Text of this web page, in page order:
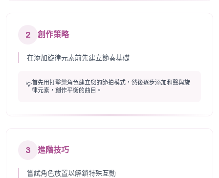
2 創作策略
在添加旋律元素前先建立節奏基礎
💡首先用打擊樂角色建立您的節拍模式，然後逐步添加和聲與旋
律元素，創作平衡的曲目。
3 進階技巧
嘗試角色放置以解鎖特殊互動